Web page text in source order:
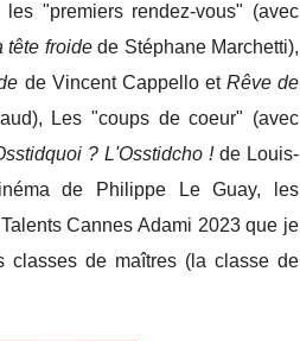
"premiers rendez-vous" (avec
tête froidede Stéphane Marchetti),
de Vincent Cappello et Rêve de
Les "coups de coeur" (avec
? L'Osstidcho !de Louis-
de Philippe Le Guay, les
Cannes Adami 2023 que je
classes de maîtres (la classe de